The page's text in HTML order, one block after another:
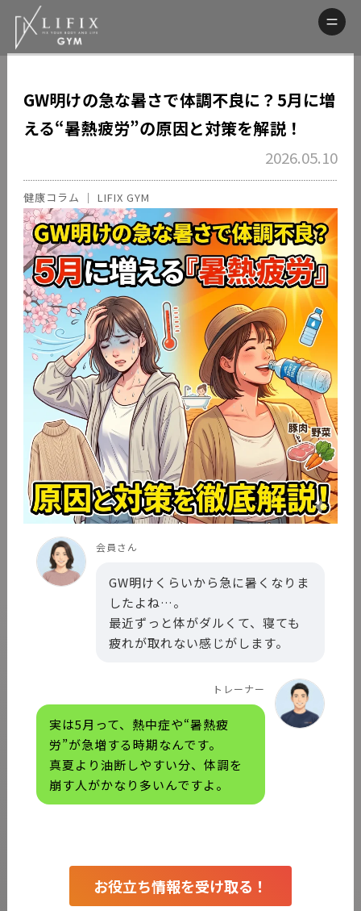
GW明けの急な暑さで体調不良に？5月に増
える“暑熱疲労”の原因と対策を解説！
2026.05.10
健康コラム ｜ LIFIX GYM
会員さん
GW明けくらいから急に暑くなりま
したよね…。
最近ずっと体がダルくて、寝ても
疲れが取れない感じがします。
トレーナー
実は5月って、熱中症や“暑熱疲
労”が急増する時期なんです。
真夏より油断しやすい分、体調を
崩す人がかなり多いんですよ。
お役立ち情報を受け取る！